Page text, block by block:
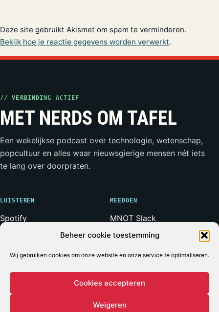
Beheer cookie toestemming
Wij gebruiken cookies om onze website en onze service te optimaliseren.
Cookies accepteren
Weigeren
Deze site gebruikt Akismet om spam te verminderen.
Bekijk hoe je reactie gegevens worden verwerkt.
// VERBINDING ACTIEF
MET NERDS OM TAFEL
Een wekelijkse podcast over technologie, wetenschap,
popcultuur en alles waar nieuwsgierige mensen nét iets
te lang over doorpraten.
LUISTEREN
Spotify
RSS-feed
MEEDOEN
MNOT Slack
Weerwolven Slack
Adverteren